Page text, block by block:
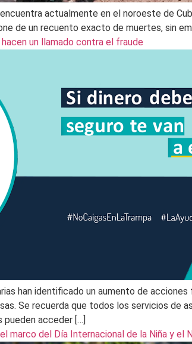
actualmente en el noroeste de
de un recuento exacto de muertes, sin
un llamado contra el fraude
han identificado un aumento de
Se recuerda que todos los servicios de
pueden acceder […]
marco del Día Internacional de la Niña y el